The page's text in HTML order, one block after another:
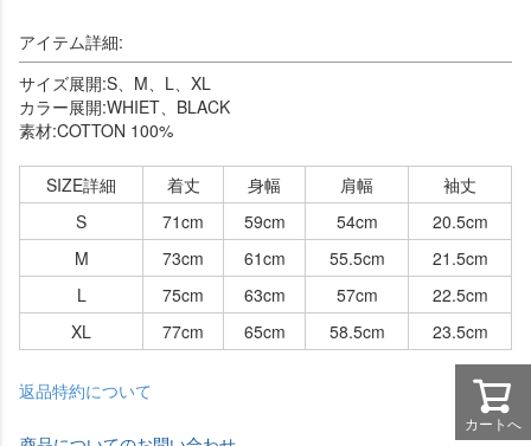
アイテム詳細:
サイズ展開:S、M、L、XL
カラー展開:WHIET、BLACK
素材:COTTON 100%
SIZE詳細 着丈 身幅 肩幅
袖丈
S
71cm 59cm 54cm
20.5cm
M
73cm 61cm 55.5cm
21.5cm
L
75cm 63cm 57cm
22.5cm
XL
77cm 65cm 58.5cm 23.5cm
返品特約について
カートへ